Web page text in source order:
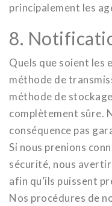
principalement les
8.
Quels que soient les
méthode de
méthode de
complètement sûre.
conséquence pas
Si nous prenions
sécurité, nous
afin qu’ils puissent
Nos procédures de